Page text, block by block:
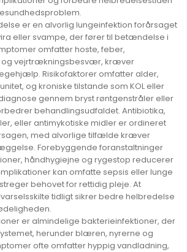
er en alvorlig lungeinfektion forårsaget
eller svampe, der fører til betændelse i
omfatter hoste, feber,
og vejrtrækningsbesvær, kræver
Risikofaktorer omfatter alder,
og kroniske tilstande som KOL eller
gennem bryst røntgenstråler eller
behandlingsudfaldet. Antibiotika,
eller antimykotiske midler er ordineret
med alvorlige tilfælde kræver
Forebyggende foranstaltninger
håndhygiejne og rygestop reducerer
kan omfatte sepsis eller lunge
behovet for rettidig pleje. At
tidligt sikrer bedre helbredelse
er almindelige bakterieinfektioner, der
herunder blæren, nyrerne og
ofte omfatter hyppig vandladning,